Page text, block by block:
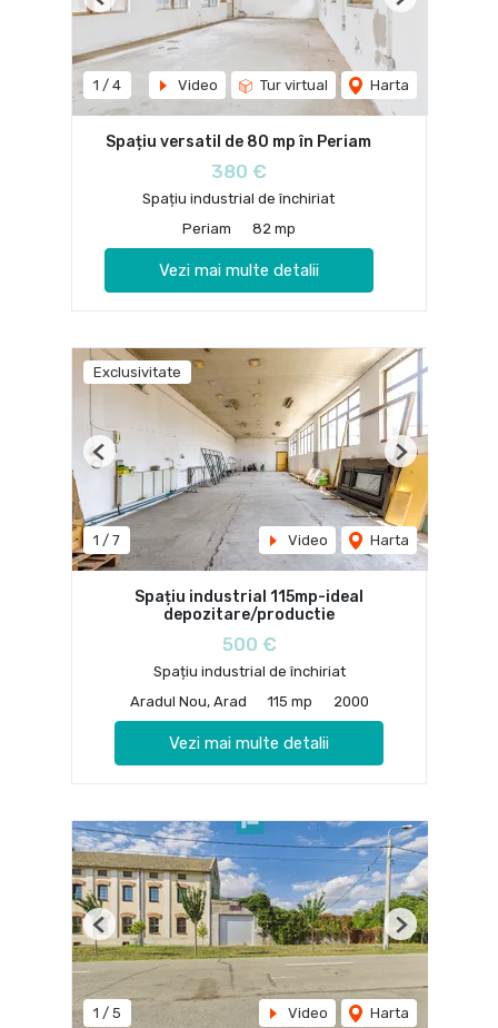
1 / 4 Video Tur virtual Harta
Previous Next
Spațiu versatil de 80 mp în Periam
380 €
Spațiu industrial de închiriat
Periam
82 mp
Vezi mai multe detalii
Exclusivitate
1 / 7 Video Harta
Previous Next
Spațiu industrial 115mp-ideal
depozitare/productie
500 €
Spațiu industrial de închiriat
Aradul Nou, Arad
115 mp 2000
Vezi mai multe detalii
1 / 5 Video Harta
Previous Next